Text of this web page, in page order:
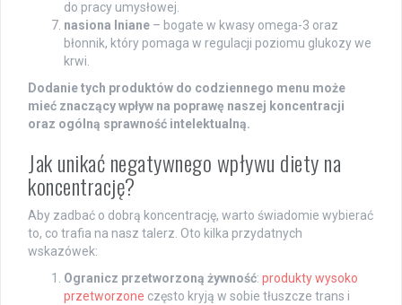
do pracy umysłowej.
nasiona lniane – bogate w kwasy omega-3 oraz
błonnik, który pomaga w regulacji poziomu glukozy we
krwi.
Dodanie tych produktów do codziennego menu może
mieć znaczący wpływ na poprawę naszej koncentracji
oraz ogólną sprawność intelektualną.
Jak unikać negatywnego wpływu diety na
koncentrację?
Aby zadbać o dobrą koncentrację, warto świadomie wybierać
to, co trafia na nasz talerz. Oto kilka przydatnych
wskazówek:
Ogranicz przetworzoną żywność: produkty wysoko
przetworzone często kryją w sobie tłuszcze trans i